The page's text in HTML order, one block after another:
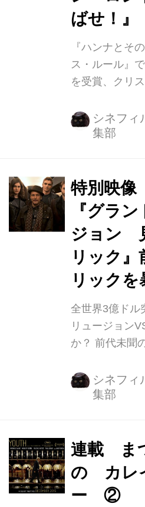
ばせ！』
『ハンナとそ
ス・ルール』
を受賞、クリ
マン』など数
ている英国を
に、彼らが生
イギリスを舞
ー映画、“MY
『マイ・ジェ
ぶっとばせ!』
(土)より
順次ロードシ
た。 また、ブ
シネフィ
集部
特別映
『グラ
ジョン
リック』
リックを
全世界3億ドル
リュージョン
か？ 前代未聞
される。 華麗
搾取された金
して捕まるこ
なイリュージ
ー・ホースメ
ョンが全く通
シネフィ
集部
連載 ま
の カレ
ー ② 『